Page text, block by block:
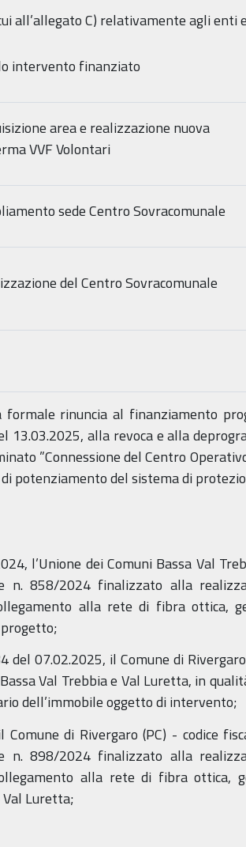
all’allegato C) relativamente agli
intervento finanziato
area e realizzazione nuova
VVF Volontari
sede Centro Sovracomunale
del Centro Sovracomunale
rinuncia al finanziamento
alla revoca e alla
”Connessione del Centro
potenziamento del sistema di
l’Unione dei Comuni Bassa Val
858/2024 finalizzato alla
alla rete di fibra ottica,
07.02.2025, il Comune di
Val Trebbia e Val Luretta, in
dell’immobile oggetto di intervento;
di Rivergaro (PC) - codice
898/2024 finalizzato alla
alla rete di fibra ottica,
Val Luretta;